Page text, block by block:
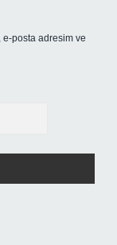
e-posta adresim ve